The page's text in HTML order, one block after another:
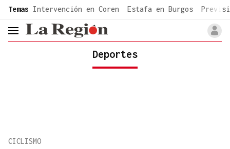
common.go-to-content
Temas Intervención en Coren Estafa en Burgos
header.menu.open
Deportes
CICLISMO